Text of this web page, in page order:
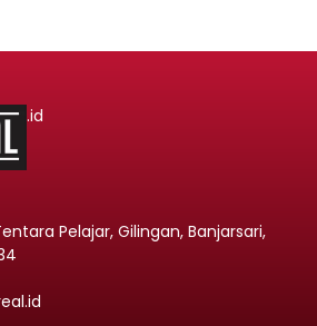
.id
Pelajar, Gilingan, Banjarsari,